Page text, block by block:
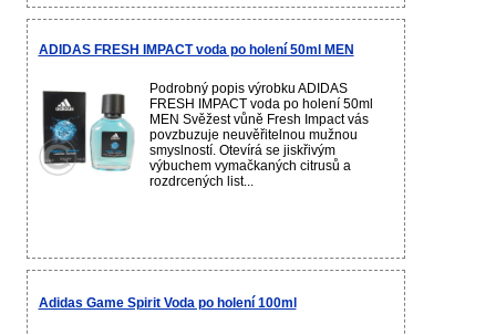
ADIDAS FRESH IMPACT voda po holení 50ml MEN
Podrobný popis výrobku ADIDAS
FRESH IMPACT voda po holení 50ml
MEN Svěžest vůně Fresh Impact vás
povzbuzuje neuvěřitelnou mužnou
smyslností. Otevírá se jiskřivým
výbuchem vymačkaných citrusů a
rozdrcených list...
Adidas Game Spirit Voda po holení 100ml